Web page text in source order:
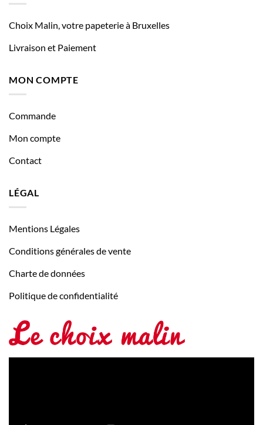
Choix Malin, votre papeterie à Bruxelles
Livraison et Paiement
MON COMPTE
Commande
Mon compte
Contact
LÉGAL
Mentions Légales
Conditions générales de vente
Charte de données
Politique de confidentialité